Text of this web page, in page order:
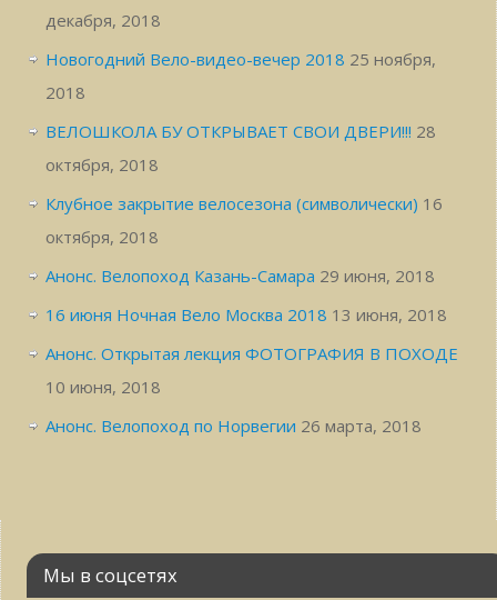
декабря, 2018
Новогодний Вело-видео-вечер 2018 25 ноября,
2018
ВЕЛОШКОЛА БУ ОТКРЫВАЕТ СВОИ ДВЕРИ!!! 28
октября, 2018
Клубное закрытие велосезона (символически) 16
октября, 2018
Анонс. Велопоход Казань-Самара 29 июня, 2018
16 июня Ночная Вело Москва 2018 13 июня, 2018
Анонс. Открытая лекция ФОТОГРАФИЯ В ПОХОДЕ
10 июня, 2018
Анонс. Велопоход по Норвегии 26 марта, 2018
Мы в соцсетях